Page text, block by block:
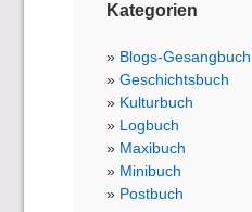
Kategorien
Blogs-Gesangbuch
Geschichtsbuch
Kulturbuch
Logbuch
Maxibuch
Minibuch
Postbuch